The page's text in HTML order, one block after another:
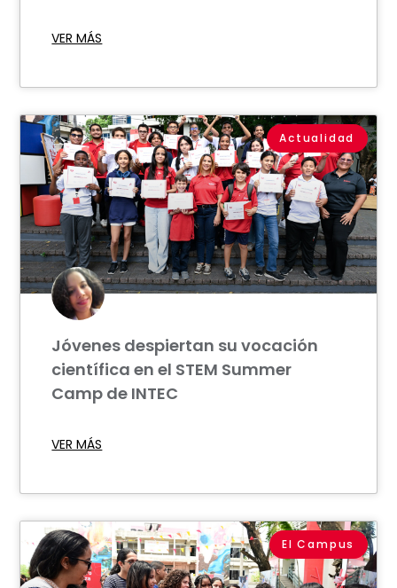
VER MÁS
Actualidad
Jóvenes despiertan su vocación
científica en el STEM Summer
Camp de INTEC
VER MÁS
El Campus